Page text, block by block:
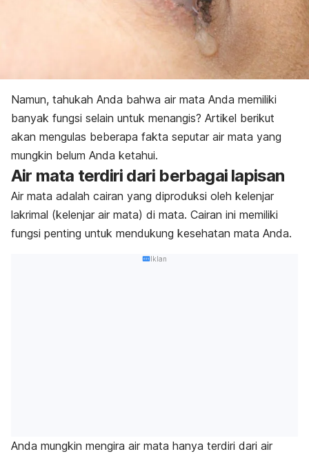
Namun, tahukah Anda bahwa air mata Anda memiliki
banyak fungsi selain untuk menangis? Artikel berikut
akan mengulas beberapa fakta seputar air mata yang
mungkin belum Anda ketahui.
Air mata terdiri dari berbagai lapisan
Air mata adalah cairan yang diproduksi oleh kelenjar
lakrimal (kelenjar air mata) di mata. Cairan ini memiliki
fungsi penting untuk mendukung kesehatan mata Anda.
Iklan
Anda mungkin mengira air mata hanya terdiri dari air